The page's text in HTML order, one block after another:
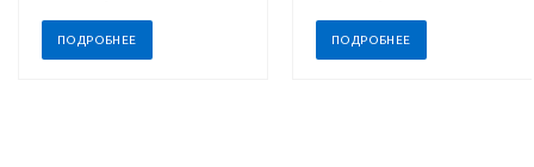
ПОДРОБНЕЕ ПОДРОБНЕЕ